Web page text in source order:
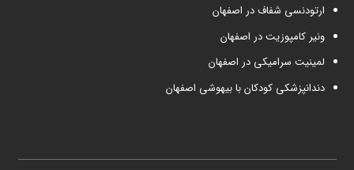
ارتودنسی شفاف در اصفهان
ونیر کامپوزیت در اصفهان
لمینیت سرامیکی در اصفهان
دندانپزشکی کودکان با بیهوشی اصفهان